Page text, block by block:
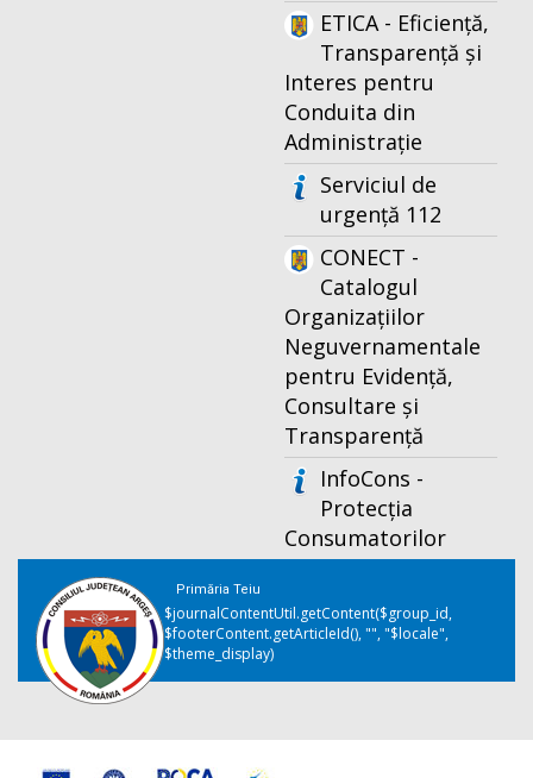
ETICA - Eficiență,
Transparență și
Interes pentru
Conduita din
Administrație
Serviciul de
urgență 112
CONECT -
Catalogul
Organizațiilor
Neguvernamentale
pentru Evidență,
Consultare și
Transparență
InfoCons -
Protecția
Consumatorilor
Primăria Teiu
$journalContentUtil.getContent($group_id,
$footerContent.getArticleId(), "", "$locale",
$theme_display)